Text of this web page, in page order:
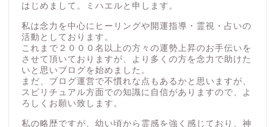
はじめまして。ミハエルと申します。
私は念力を中心にヒーリングや開運指導・霊視・占いの
活動としております。
これまで２０００名以上の方々の運勢上昇のお手伝いを
させて頂いておりますが、より多くの方を念力で助けた
いと思いブログを始めました。
まだ、ブログ運営で不慣れな点もあるかと思いますが、
スピリチュアル方面での知識に自信がありますので、よ
ろしくお願い致します。
私の略歴ですが、幼い頃から霊感を強く感じており、神